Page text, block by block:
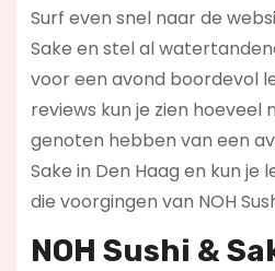
Surf even snel naar de
Sake en stel al
voor een avond boordevol
reviews kun je zien hoeveel
genoten hebben van een
Sake in Den Haag en kun je
die voorgingen van NOH
NOH Sushi &